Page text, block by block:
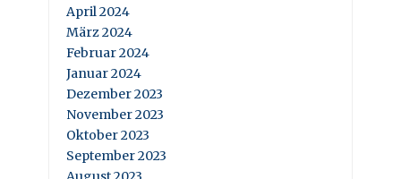
April 2024
März 2024
Februar 2024
Januar 2024
Dezember 2023
November 2023
Oktober 2023
September 2023